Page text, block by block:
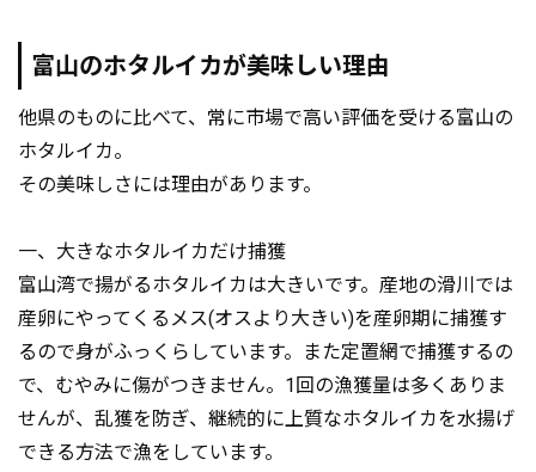
富山のホタルイカが美味しい理由
他県のものに比べて、常に市場で高い評価を受ける富山の
ホタルイカ。
その美味しさには理由があります。
一、大きなホタルイカだけ捕獲
富山湾で揚がるホタルイカは大きいです。産地の滑川では
産卵にやってくるメス(オスより大きい)を産卵期に捕獲す
るので身がふっくらしています。また定置網で捕獲するの
で、むやみに傷がつきません。1回の漁獲量は多くありま
せんが、乱獲を防ぎ、継続的に上質なホタルイカを水揚げ
できる方法で漁をしています。